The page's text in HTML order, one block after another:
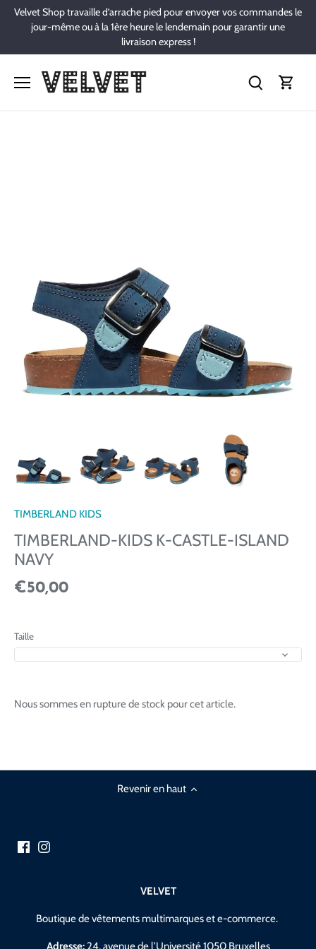
Passer
contenu
Velvet Shop travaille d’arrache pied pour envoyer vos commandes le
jour-même ou à la 1ère heure le lendemain pour garantir une
livraison express !
TIMBERLAND KIDS
TIMBERLAND-KIDS K-CASTLE-ISLAND
NAVY
€50,00
Taille
Nous sommes en rupture de stock pour cet article.
Revenir en haut
VELVET
Boutique de vêtements multimarques et e-commerce.